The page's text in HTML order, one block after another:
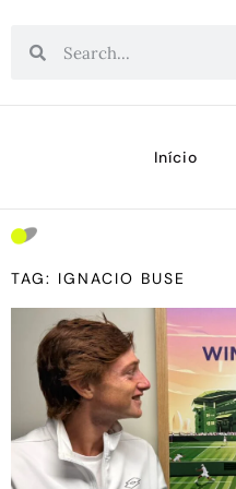
Início
TAG: IGNACIO BUSE